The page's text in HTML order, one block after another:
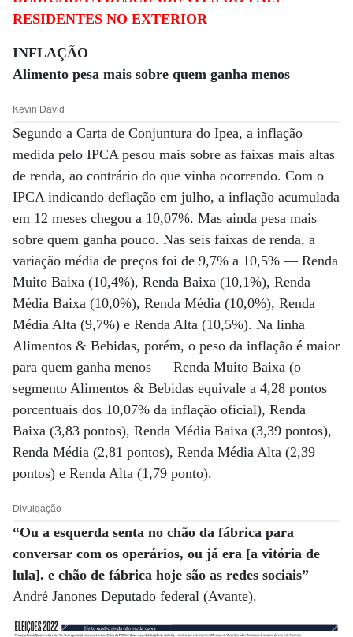
RESIDENTES NO EXTERIOR
INFLAÇÃO
Alimento pesa mais sobre quem ganha menos
Kevin David
Segundo a Carta de Conjuntura do Ipea, a inflação
medida pelo IPCA pesou mais sobre as faixas mais altas
de renda, ao contrário do que vinha ocorrendo. Com o
IPCA indicando deflação em julho, a inflação acumulada
em 12 meses chegou a 10,07%. Mas ainda pesa mais
sobre quem ganha pouco. Nas seis faixas de renda, a
variação média de preços foi de 9,7% a 10,5% — Renda
Muito Baixa (10,4%), Renda Baixa (10,1%), Renda
Média Baixa (10,0%), Renda Média (10,0%), Renda
Média Alta (9,7%) e Renda Alta (10,5%). Na linha
Alimentos & Bebidas, porém, o peso da inflação é maior
para quem ganha menos — Renda Muito Baixa (o
segmento Alimentos & Bebidas equivale a 4,28 pontos
porcentuais dos 10,07% da inflação oficial), Renda
Baixa (3,83 pontos), Renda Média Baixa (3,39 pontos),
Renda Média (2,81 pontos), Renda Média Alta (2,39
pontos) e Renda Alta (1,79 ponto).
Divulgação
“Ou a esquerda senta no chão da fábrica para
conversar com os operários, ou já era [a vitória de
lula]. e chão de fábrica hoje são as redes sociais”
André Janones Deputado federal (Avante).